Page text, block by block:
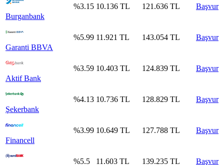
Burganbank
%3.15 10.136 TL 121.636 TL Başvur
Garanti BBVA
%5.99 11.921 TL 143.054 TL Başvur
Aktif Bank
%3.59 10.403 TL 124.839 TL Başvur
Şekerbank
%4.13 10.736 TL 128.829 TL Başvur
Financell
%3.99 10.649 TL 127.788 TL Başvur
%5.5 11.603 TL 139.235 TL Başvur